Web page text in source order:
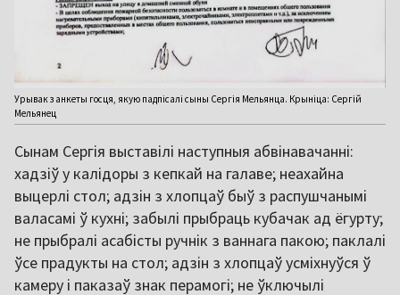
Урывак з анкеты госця, якую падпісалі сыны Сергія Мельянца. Крыніца: Сергій
Мельянец
Сынам Сергія выставілі наступныя абвінавачанні:
хадзіў у калідоры з кепкай на галаве; неахайна
выцерлі стол; адзін з хлопцаў быў з распушчанымі
валасамі ў кухні; забылі прыбраць кубачак ад ёгурту;
не прыбралі асабісты ручнік з ваннага пакою; паклалі
ўсе прадукты на стол; адзін з хлопцаў усміхнуўся ў
камеру і паказаў знак перамогі; не ўключылі